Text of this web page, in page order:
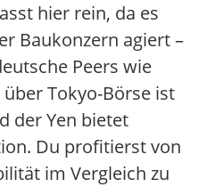
hier rein, da es
Baukonzern agiert –
Peers wie
Tokyo-Börse ist
der Yen bietet
Du profitierst von
im Vergleich zu